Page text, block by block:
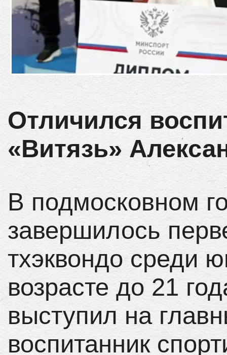
Отличился
«Витязь»
В подмосковном
завершилось
тхэквондо среди
возрасте до 21
выступил на
воспитанник